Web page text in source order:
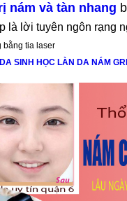
nám và tàn nhang
là lời tuyên ngôn rạng
bằng tia laser
SINH HỌC LÀN DA NÁM